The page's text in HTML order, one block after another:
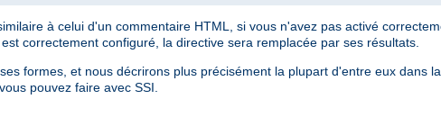
à celui d'un commentaire HTML, si vous n'avez pas activé
correctement configuré, la directive sera remplacée par ses résultats.
formes, et nous décrirons plus précisément la plupart d'entre eux dans
pouvez faire avec SSI.